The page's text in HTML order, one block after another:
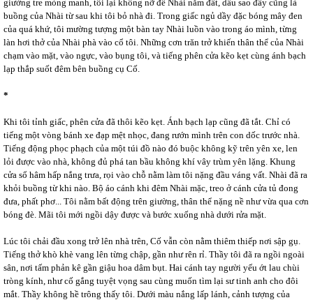
giường tre mỏng manh, tôi lại không nỡ để Nhài nằm đất, dầu sao đây cũng là
buồng của Nhài từ sau khi tôi bỏ nhà đi. Trong giấc ngủ dầy đặc bóng mây đen
của quá khứ, tôi mường tượng một bàn tay Nhài luồn vào trong áo mình, từng
làn hơi thở của Nhài phà vào cổ tôi. Những cơn trăn trở khiến thân thể của Nhài
chạm vào mặt, vào ngực, vào bụng tôi, và tiếng phên cửa kẽo kẹt cùng ánh bạch
lạp thắp suốt đêm bên buồng cụ Cố.
*
Khi tôi tỉnh giấc, phên cửa đã thôi kẽo kẹt. Ánh bạch lạp cũng đã tắt. Chỉ có
tiếng một vòng bánh xe đạp mệt nhọc, đang rướn mình trên con dốc trước nhà.
Tiếng động phọc phạch của một túi đồ nào đó buộc không kỹ trên yên xe, len
lỏi được vào nhà, không đủ phá tan bầu không khí vây trùm yên lặng. Khung
cửa sổ hâm hấp nắng trưa, rọi vào chỗ nằm làm tôi nặng đầu váng vất. Nhài đã ra
khỏi buồng từ khi nào. Bộ áo cánh khi đêm Nhài mặc, treo ở cánh cửa tủ đong
đưa, phất phơ... Tôi nằm bất động trên giường, thân thể nặng nề như vừa qua cơn
bóng đè. Mãi tôi mới ngồi dậy được và bước xuống nhà dưới rửa mặt.
Lúc tôi chải đầu xong trở lên nhà trên, Cố vẫn còn nằm thiêm thiếp nơi sập gụ.
Tiếng thở khò khè vang lên từng chập, gần như rên rỉ. Thầy tôi đã ra ngồi ngoài
sân, nơi tấm phản kê gần giậu hoa dâm bụt. Hai cánh tay người yếu ớt lau chùi
tròng kính, như cố gắng tuyệt vọng sau cùng muốn tìm lại sư tinh anh cho đôi
mắt. Thầy không hề trông thấy tôi. Dưới màu nắng lấp lánh, cảnh tượng của